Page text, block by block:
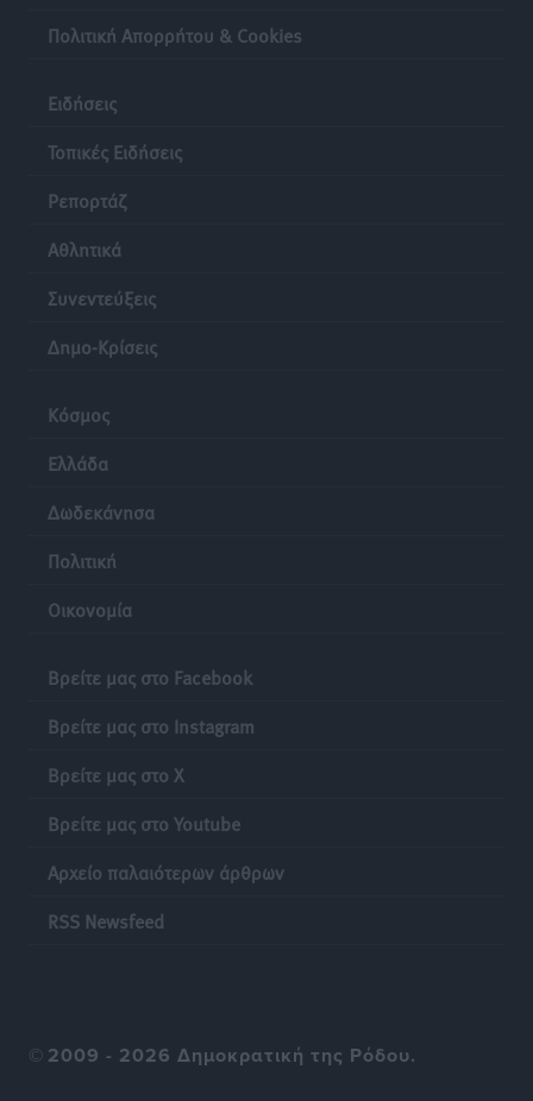
Πολιτική Απορρήτου & Cookies
Ειδήσεις
Τοπικές Ειδήσεις
Ρεπορτάζ
Αθλητικά
Συνεντεύξεις
Δημο-Κρίσεις
Κόσμος
Ελλάδα
Δωδεκάνησα
Πολιτική
Οικονομία
Βρείτε μας στο Facebook
Βρείτε μας στο Instagram
Βρείτε μας στο X
Βρείτε μας στο Youtube
Αρχείο παλαιότερων άρθρων
RSS Newsfeed
© 2009 - 2026 Δημοκρατική της Ρόδου.